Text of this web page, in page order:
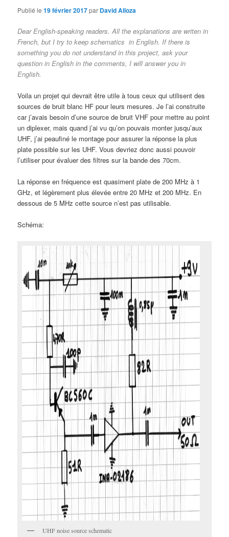
Publié le19 février 2017par David Alloza
Dear English-speaking readers.All the explanations are writen in
French, but I try to keep schematics in English.If there is
something you do not understand in this project, ask your
question in English in the comments, I will answer you in
English.
Voila un projet qui devrait être utile à tous ceux qui utilisent des
sources de bruit blanc HF pour leurs mesures. Je l’ai construite
car j’avais besoin d’une source de bruit VHF pour mettre au point
un diplexer, mais quand j’ai vu qu’on pouvais monter jusqu’aux
UHF, j’ai peaufiné le montage pour assurer la réponse la plus
plate possible sur les UHF. Vous devriez donc aussi pouvoir
l’utiliser pour évaluer des filtres sur la bande des 70cm.
La réponse en fréquence est quasiment plate de 200 MHz à 1
GHz, et légèrement plus élevée entre 20 MHz et 200 MHz. En
dessous de 5 MHz cette source n’est pas utilisable.
Schéma:
UHF noise source schematic